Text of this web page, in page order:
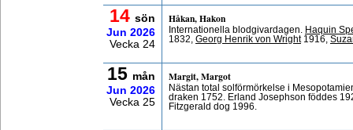
14 sön
Jun 2026
Vecka 24
Håkan, Hakon
Internationella blodgivardagen.
Haquin
1832, Georg Henrik von Wright1916,
15 mån
Jun 2026
Vecka 25
Margit, Margot
Nästan total solförmörkelse i
draken 1752. Erland Josephson föddes
Fitzgerald dog 1996.